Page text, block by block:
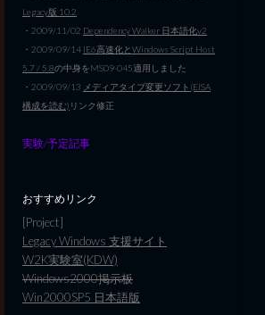
Legacy版 10.2
・2009/11/02 Dependency Walker 日本語化v2
・2009/09/14 IE6高速化とWindows Script Host
5.7 / 5.8の中身をMS09-045適用しました
・2009/09/13 メディアタイプ変更ソフト(EISA
構成を読む) リンク修正
実験/予定記事
おすすめリンク
[Project]
Legacy Windows 支援サイト
W2K実験室(KDW)
Windows2000掲示板
Win2000SP5 日本語版